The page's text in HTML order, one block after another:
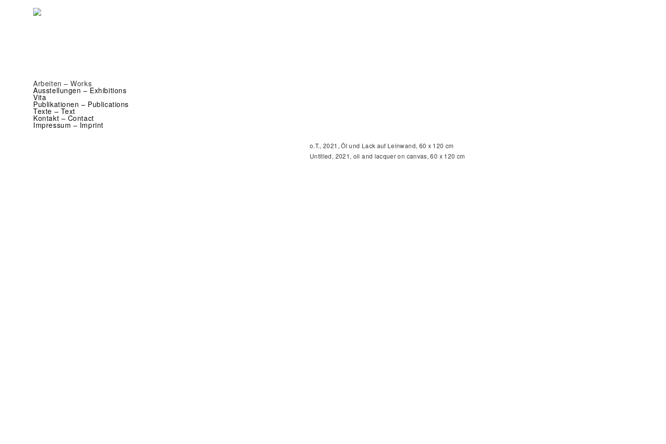
Arbeiten – Works
Ausstellungen – Exhibitions
Vita
Publikationen – Publications
Texte – Text
Kontakt – Contact
Impressum – Imprint
o.T., 2021, Öl und Lack auf Leinwand, 60 x 120 cm
Untitled, 2021, oil and lacquer on canvas, 60 x 120 cm